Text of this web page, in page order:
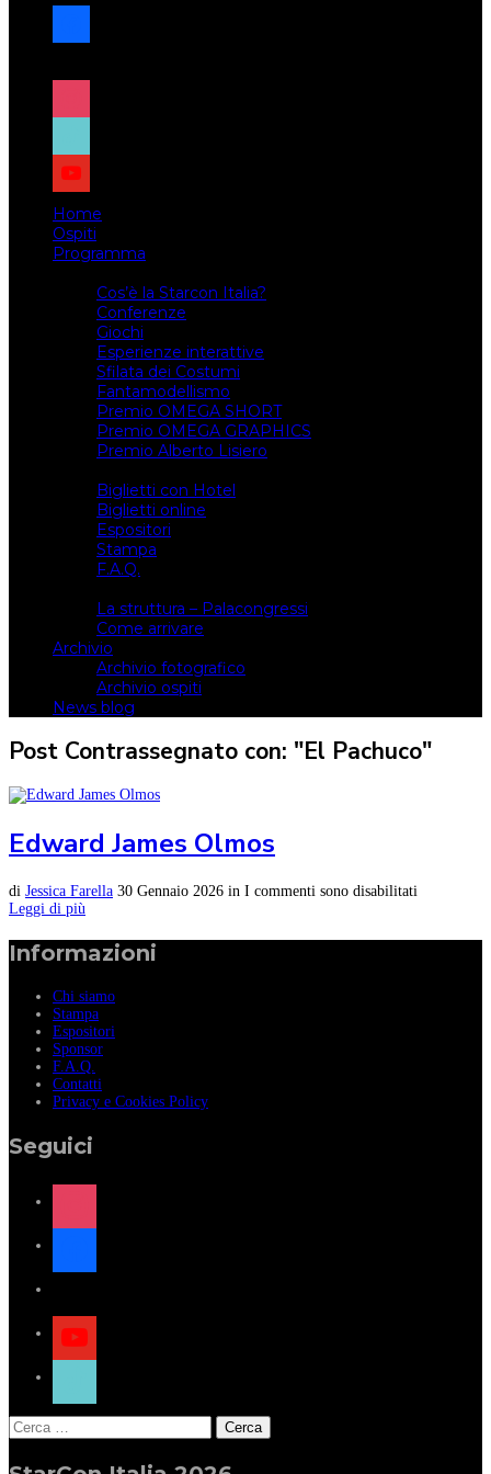
facebook
x
instagram
tiktok
youtube
Home
Ospiti
Programma
Cos’è la Starcon Italia?
Conferenze
Giochi
Esperienze interattive
Sfilata dei Costumi
Fantamodellismo
Premio OMEGA SHORT
Premio OMEGA GRAPHICS
Premio Alberto Lisiero
Biglietti con Hotel
Biglietti online
Espositori
Stampa
F.A.Q.
La struttura – Palacongressi
Come arrivare
Archivio
Archivio fotografico
Archivio ospiti
News blog
Post Contrassegnato con: "El Pachuco"
Edward James Olmos
di Jessica Farella 30 Gennaio 2026 in I commenti sono disabilitati
Leggi di più
Informazioni
Chi siamo
Stampa
Espositori
Sponsor
F.A.Q.
Contatti
Privacy e Cookies Policy
Seguici
instagram
facebook
x
youtube
tiktok
Ricerca
per: